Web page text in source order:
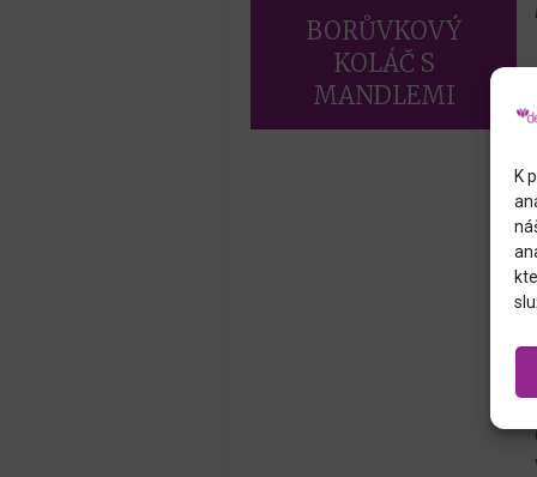
K
BORŮVKOVÝ
KOLÁČ S
MANDLEMI